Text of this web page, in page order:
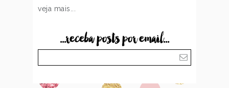
veja mais...
...receba posts por email...